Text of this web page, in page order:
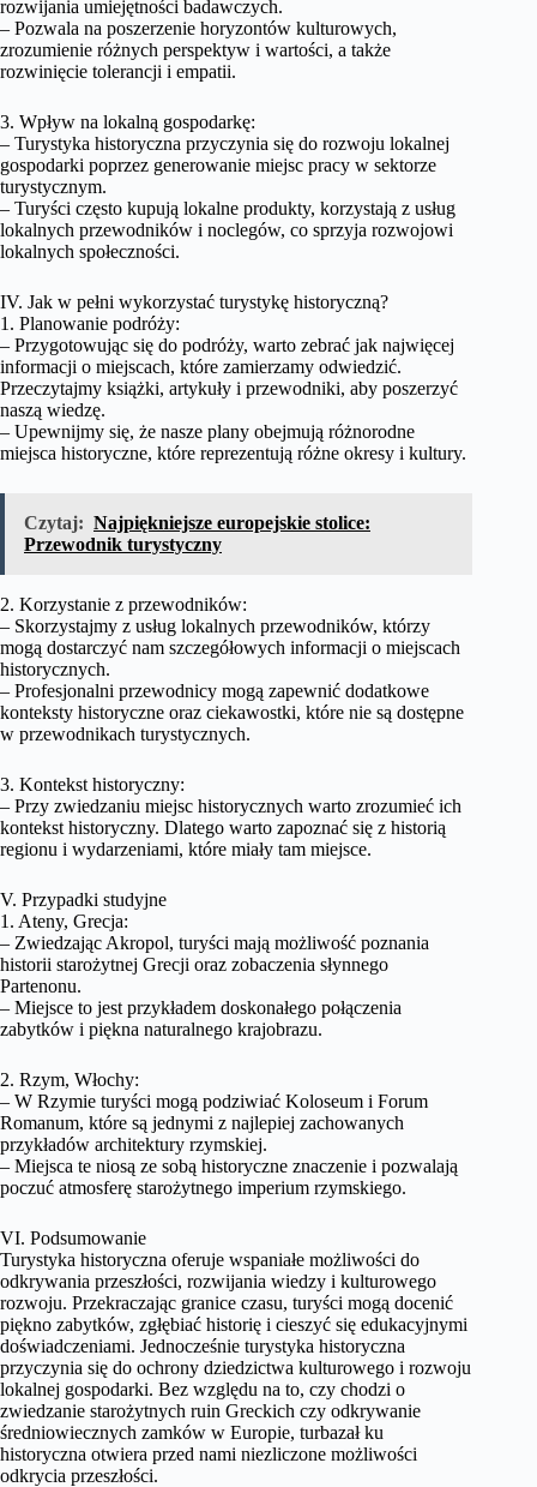
rozwijania umiejętności badawczych.
– Pozwala na poszerzenie horyzontów kulturowych,
zrozumienie różnych perspektyw i wartości, a także
rozwinięcie tolerancji i empatii.
3. Wpływ na lokalną gospodarkę:
– Turystyka historyczna przyczynia się do rozwoju lokalnej
gospodarki poprzez generowanie miejsc pracy w sektorze
turystycznym.
– Turyści często kupują lokalne produkty, korzystają z usług
lokalnych przewodników i noclegów, co sprzyja rozwojowi
lokalnych społeczności.
IV. Jak w pełni wykorzystać turystykę historyczną?
1. Planowanie podróży:
– Przygotowując się do podróży, warto zebrać jak najwięcej
informacji o miejscach, które zamierzamy odwiedzić.
Przeczytajmy książki, artykuły i przewodniki, aby poszerzyć
naszą wiedzę.
– Upewnijmy się, że nasze plany obejmują różnorodne
miejsca historyczne, które reprezentują różne okresy i kultury.
Czytaj: Najpiękniejsze europejskie stolice:
Przewodnik turystyczny
2. Korzystanie z przewodników:
– Skorzystajmy z usług lokalnych przewodników, którzy
mogą dostarczyć nam szczegółowych informacji o miejscach
historycznych.
– Profesjonalni przewodnicy mogą zapewnić dodatkowe
konteksty historyczne oraz ciekawostki, które nie są dostępne
w przewodnikach turystycznych.
3. Kontekst historyczny:
– Przy zwiedzaniu miejsc historycznych warto zrozumieć ich
kontekst historyczny. Dlatego warto zapoznać się z historią
regionu i wydarzeniami, które miały tam miejsce.
V. Przypadki studyjne
1. Ateny, Grecja:
– Zwiedzając Akropol, turyści mają możliwość poznania
historii starożytnej Grecji oraz zobaczenia słynnego
Partenonu.
– Miejsce to jest przykładem doskonałego połączenia
zabytków i piękna naturalnego krajobrazu.
2. Rzym, Włochy:
– W Rzymie turyści mogą podziwiać Koloseum i Forum
Romanum, które są jednymi z najlepiej zachowanych
przykładów architektury rzymskiej.
– Miejsca te niosą ze sobą historyczne znaczenie i pozwalają
poczuć atmosferę starożytnego imperium rzymskiego.
VI. Podsumowanie
Turystyka historyczna oferuje wspaniałe możliwości do
odkrywania przeszłości, rozwijania wiedzy i kulturowego
rozwoju. Przekraczając granice czasu, turyści mogą docenić
piękno zabytków, zgłębiać historię i cieszyć się edukacyjnymi
doświadczeniami. Jednocześnie turystyka historyczna
przyczynia się do ochrony dziedzictwa kulturowego i rozwoju
lokalnej gospodarki. Bez względu na to, czy chodzi o
zwiedzanie starożytnych ruin Greckich czy odkrywanie
średniowiecznych zamków w Europie, turbazał ku
historyczna otwiera przed nami niezliczone możliwości
odkrycia przeszłości.